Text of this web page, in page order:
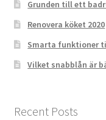
Grunden till ett
Renovera köket 2020
Smarta funktioner
Vilket snabblån är
Recent Posts